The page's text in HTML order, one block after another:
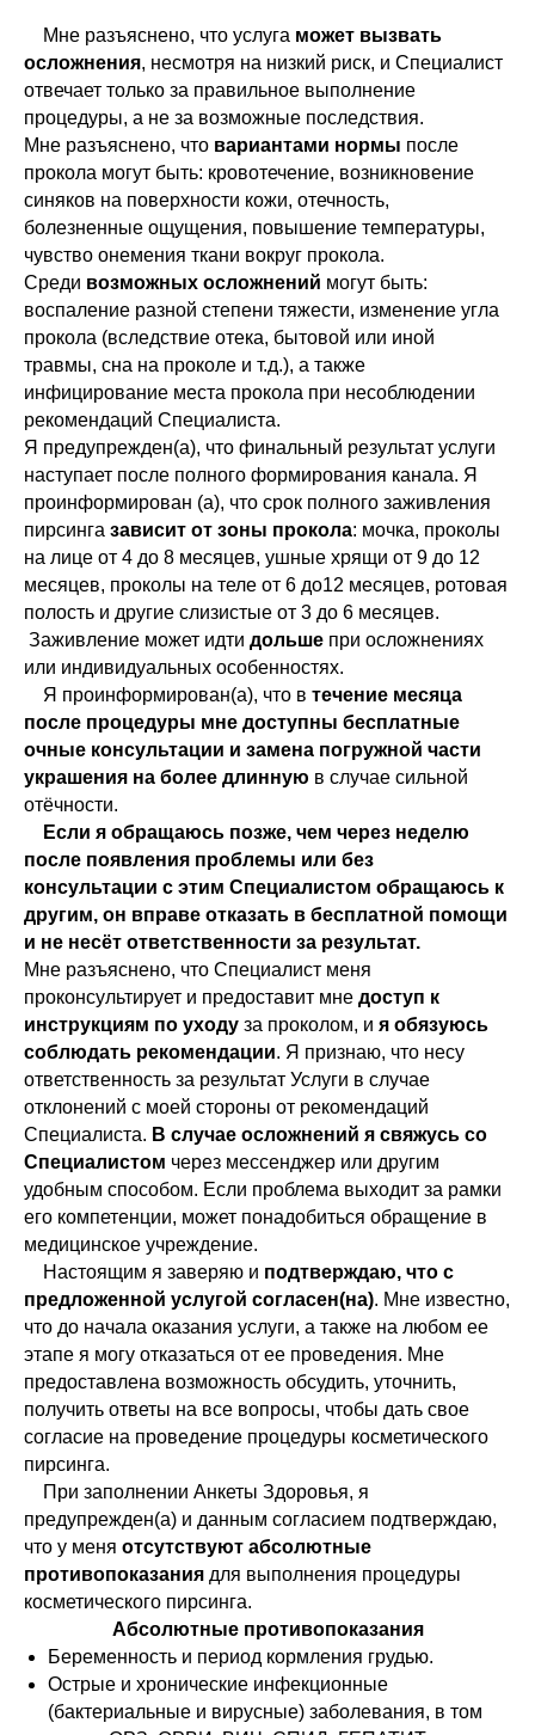
Мне разъяснено, что услуга может вызвать
осложнения, несмотря на низкий риск, и Специалист
отвечает только за правильное выполнение
процедуры, а не за возможные последствия.
Мне разъяснено, что вариантами нормы после
прокола могут быть: кровотечение, возникновение
синяков на поверхности кожи, отечность,
болезненные ощущения, повышение температуры,
чувство онемения ткани вокруг прокола.
Среди возможных осложнений могут быть:
воспаление разной степени тяжести, изменение угла
прокола (вследствие отека, бытовой или иной
травмы, сна на проколе и т.д.), а также
инфицирование места прокола при несоблюдении
рекомендаций Специалиста.
Я предупрежден(а), что финальный результат услуги
наступает после полного формирования канала. Я
проинформирован (а), что срок полного заживления
пирсинга зависит от зоны прокола: мочка, проколы
на лице от 4 до 8 месяцев, ушные хрящи от 9 до 12
месяцев, проколы на теле от 6 до12 месяцев, ротовая
полость и другие слизистые от 3 до 6 месяцев.
Заживление может идти дольше при осложнениях
или индивидуальных особенностях.
Я проинформирован(а), что в течение месяца
после процедуры мне доступны бесплатные
очные консультации и замена погружной части
украшения на более длинную в случае сильной
отёчности.
Если я обращаюсь позже, чем через неделю
после появления проблемы или без
консультации с этим Специалистом обращаюсь к
другим, он вправе отказать в бесплатной помощи
и не несёт ответственности за результат.
Мне разъяснено, что Специалист меня
проконсультирует и предоставит мне доступ к
инструкциям по уходу за проколом, и я обязуюсь
соблюдать рекомендации. Я признаю, что несу
ответственность за результат Услуги в случае
отклонений с моей стороны от рекомендаций
Специалиста. В случае осложнений я свяжусь со
Специалистом через мессенджер или другим
удобным способом. Если проблема выходит за рамки
его компетенции, может понадобиться обращение в
медицинское учреждение.
Настоящим я заверяю и подтверждаю, что с
предложенной услугой согласен(на). Мне известно,
что до начала оказания услуги, а также на любом ее
этапе я могу отказаться от ее проведения. Мне
предоставлена возможность обсудить, уточнить,
получить ответы на все вопросы, чтобы дать свое
согласие на проведение процедуры косметического
пирсинга.
При заполнении Анкеты Здоровья, я
предупрежден(а) и данным согласием подтверждаю,
что у меня отсутствуют абсолютные
противопоказания для выполнения процедуры
косметического пирсинга.
Абсолютные противопоказания
Беременность и период кормления грудью.
Острые и хронические инфекционные
(бактериальные и вирусные) заболевания, в том